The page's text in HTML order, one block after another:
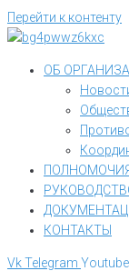
Перейти к контенту
ОБ
КОНТАКТЫ
VkTelegram Youtube